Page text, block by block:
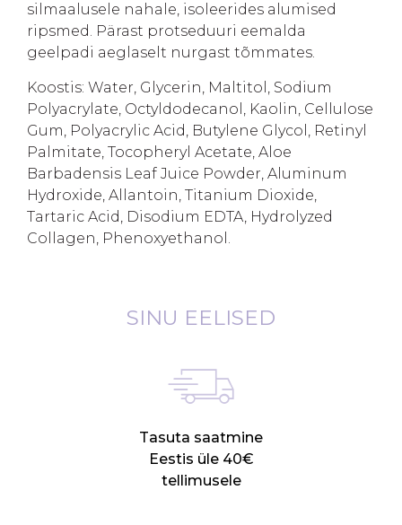
silmaalusele nahale, isoleerides alumised
ripsmed. Pärast protseduuri eemalda
geelpadi aeglaselt nurgast tõmmates.
Koostis: Water, Glycerin, Maltitol, Sodium
Polyacrylate, Octyldodecanol, Kaolin, Cellulose
Gum, Polyacrylic Acid, Butylene Glycol, Retinyl
Palmitate, Tocopheryl Acetate, Aloe
Barbadensis Leaf Juice Powder, Aluminum
Hydroxide, Allantoin, Titanium Dioxide,
Tartaric Acid, Disodium EDTA, Hydrolyzed
Collagen, Phenoxyethanol.
SINU EELISED
Tasuta saatmine
Eestis üle 40€
tellimusele